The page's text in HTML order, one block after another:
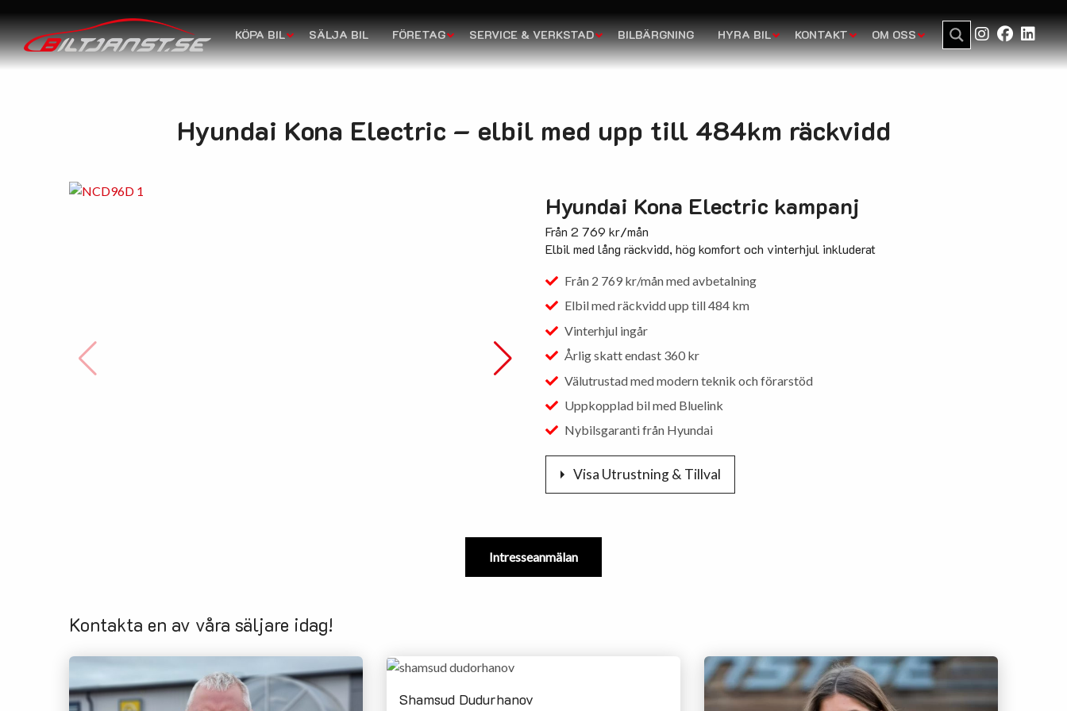
KÖPA BIL SÄLJA BIL FÖRETAG SERVICE & VERKSTAD BILBÄRGNING HYRA BIL KONTAKT OM OSS
Hyundai Kona Electric – elbil med upp till 484km räckvidd
Hyundai Kona Electric kampanj
Från 2 769 kr/mån
Elbil med lång räckvidd, hög komfort och vinterhjul inkluderat
Från 2 769 kr/mån med avbetalning
Elbil med räckvidd upp till 484 km
Vinterhjul ingår
Årlig skatt endast 360 kr
Välutrustad med modern teknik och förarstöd
Uppkopplad bil med Bluelink
Nybilsgaranti från Hyundai
Visa Utrustning & Tillval
Intresseanmälan
Kontakta en av våra säljare idag!
Shamsud Dudurhanov